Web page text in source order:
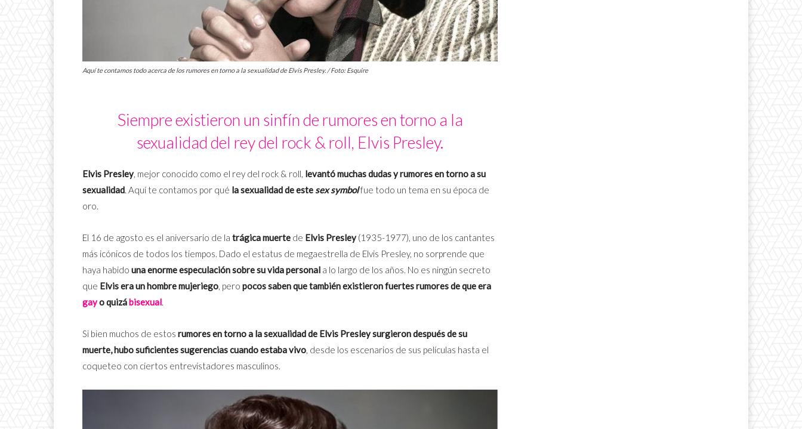
Aquí te contamos todo acerca de los rumores en torno a la sexualidad de Elvis Presley. / Foto: Esquire
Siempre existieron un sinfín de rumores en torno a la
sexualidad del rey del rock & roll, Elvis Presley.
Elvis Presley, mejor conocido como el rey del rock & roll, levantó muchas dudas y rumores en torno a su
sexualidad. Aquí te contamos por qué la sexualidad de estesex symbolfue todo un tema en su época de
oro.
El 16 de agosto es el aniversario de la trágica muerte de Elvis Presley(1935-1977), uno de los cantantes
más icónicos de todos los tiempos. Dado el estatus de megaestrella de Elvis Presley, no sorprende que
haya habido una enorme especulación sobre su vida personal a lo largo de los años. No es ningún secreto
que Elvis era un hombre mujeriego, pero pocos saben que también existieron fuertes rumores de que era
gayo quizábisexual.
Si bien muchos de estos rumores en torno a la sexualidad de Elvis Presleysurgieron después de su
muerte, hubo suficientes sugerencias cuando estaba vivo, desde los escenarios de sus películas hasta el
coqueteo con ciertos entrevistadores masculinos.